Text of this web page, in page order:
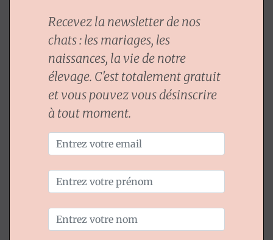
Recevez la newsletter de nos
chats : les mariages, les
naissances, la vie de notre
élevage. C'est totalement gratuit
et vous pouvez vous désinscrire
à tout moment.